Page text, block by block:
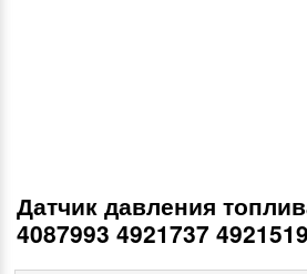
Датчик давления
4087993 4921737